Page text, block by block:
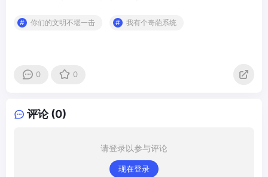
你们的文明不堪一击 我有个奇葩系统
0 0
评论 (0)
请登录以参与评论
现在登录